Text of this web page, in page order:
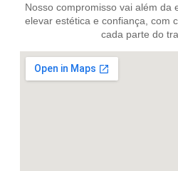
Nosso compromisso vai além da
elevar estética e confiança, com
cada parte do